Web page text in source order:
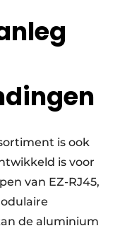
is ook
is voor
van EZ-RJ45,
de aluminium